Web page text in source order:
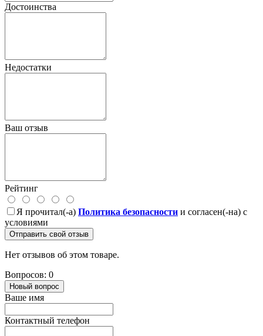
Достоинства
Недостатки
Ваш отзыв
Рейтинг
Я прочитал(-а) Политика безопасности и согласен(-на) с
условиями
Отправить свой отзыв
Нет отзывов об этом товаре.
Вопросов: 0
Новый вопрос
Ваше имя
Контактный телефон